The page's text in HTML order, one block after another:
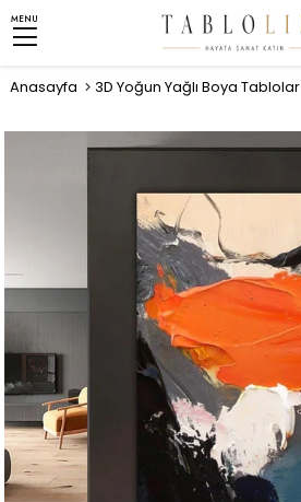
MENU
Anasayfa 3D Yoğun Yağlı Boya Tablolar